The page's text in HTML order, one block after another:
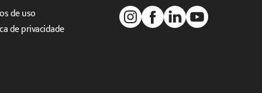
de uso
de privacidade